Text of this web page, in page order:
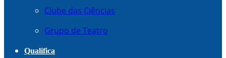
Clube das Ciências
Grupo de Teatro
Qualifica